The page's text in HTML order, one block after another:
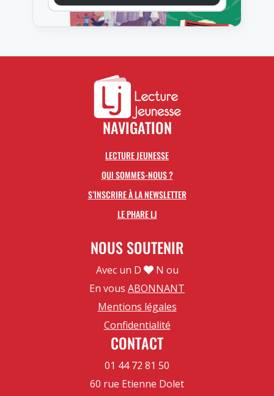
NAVIGATION
LECTURE JEUNESSE
QUI SOMMES-NOUS ?
S’INSCRIRE À LA NEWSLETTER
LE PHARE LJ
NOUS SOUTENIR
Avec un D
N ou
En vous ABONNANT
Mentions légales
Confidentialité
CONTACT
01 44 72 81 50
60 rue Etienne Dolet